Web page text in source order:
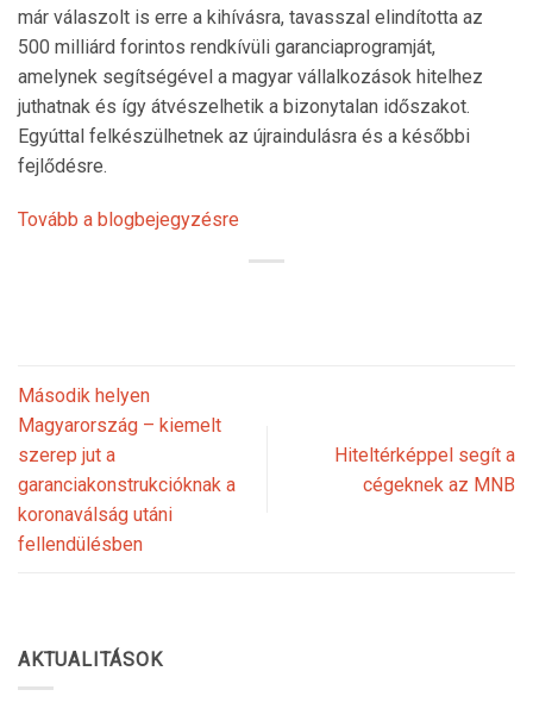
már válaszolt is erre a kihívásra, tavasszal elindította az
500 milliárd forintos rendkívüli garanciaprogramját,
amelynek segítségével a magyar vállalkozások hitelhez
juthatnak és így átvészelhetik a bizonytalan időszakot.
Egyúttal felkészülhetnek az újraindulásra és a későbbi
fejlődésre.
Tovább a blogbejegyzésre
Második helyen
Magyarország – kiemelt
szerep jut a
garanciakonstrukcióknak a
koronaválság utáni
fellendülésben
Hiteltérképpel segít a
cégeknek az MNB
AKTUALITÁSOK